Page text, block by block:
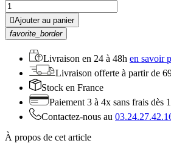
Ajouter au panier
favorite_border
Livraison en 24 à 48h en savoir
Livraison offerte à partir de
Stock en France
Paiement 3 à 4x sans frais dès
Contactez-nous au
À propos de cet article